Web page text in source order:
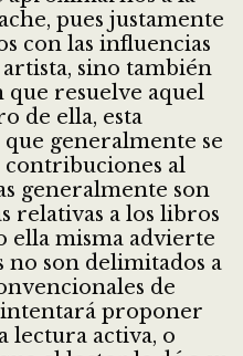
pues justamente
con las influencias
sino también
que resuelve aquel
de ella, esta
generalmente se
contribuciones al
generalmente son
relativas a los libros
ella misma advierte
no son delimitados a
de
intentará proponer
lectura activa, o